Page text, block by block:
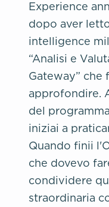
Experience
dopo aver
intelligence
“Analisi e
Gateway” che
approfondire.
del
iniziai a
Quando finii
che dovevo
condividere
straordinaria